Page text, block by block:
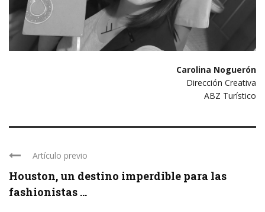
Carolina Noguerón
Dirección Creativa
ABZ Turístico
Artículo previo
Houston, un destino imperdible para las
fashionistas ...